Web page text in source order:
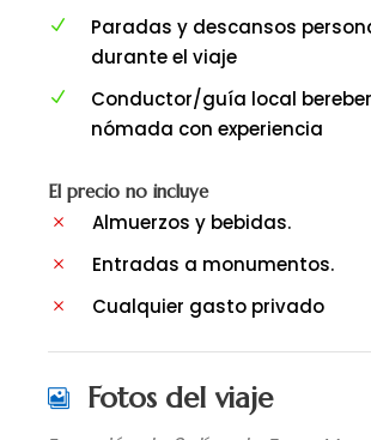
Paradas y descansos
durante el viaje
Conductor/guía local
nómada con experiencia
El precio no incluye
Almuerzos y bebidas.
Entradas a monumentos.
Cualquier gasto privado
Fotos del viaje